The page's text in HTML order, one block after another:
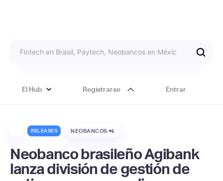
El Hub Registrarse Entrar
RELEASES NEOBANCOS 📲
Neobanco brasileño Agibank
lanza división de gestión de